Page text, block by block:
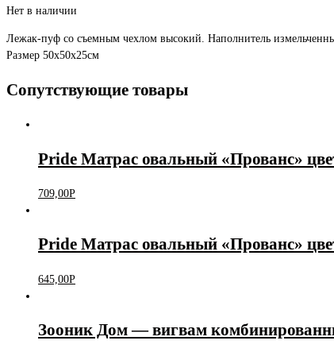
Нет в наличии
Лежак-пуф со съемным чехлом высокий. Наполнитель
Размер 50х50х25см
Сопутствующие товары
Pride Матрас овальный «Прованс»
709,00Р
Pride Матрас овальный «Прованс»
645,00Р
Зооник Дом — вигвам